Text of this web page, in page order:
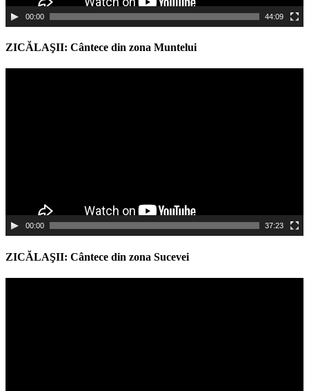
00:00 44:09
ZICĂLAŞII: Cântece din zona Muntelui
00:00 37:23
ZICĂLAŞII: Cântece din zona Sucevei